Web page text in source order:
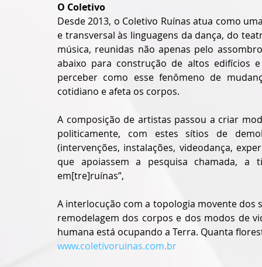
O Coletivo
Desde 2013, o Coletivo Ruínas atua como
e transversal às linguagens da dança, do
música, reunidas não apenas pelo
abaixo para construção de altos edifícios
perceber como esse fenômeno de
cotidiano e afeta os corpos.
A composição de artistas passou a criar
politicamente, com estes sítios de
(intervenções, instalações, videodança,
que apoiassem a pesquisa chamada, a
em[tre]ruínas”,
A interlocução com a topologia movente dos
remodelagem dos corpos e dos modos de
humana está ocupando a Terra. Quanta
www.coletivoruinas.com.br